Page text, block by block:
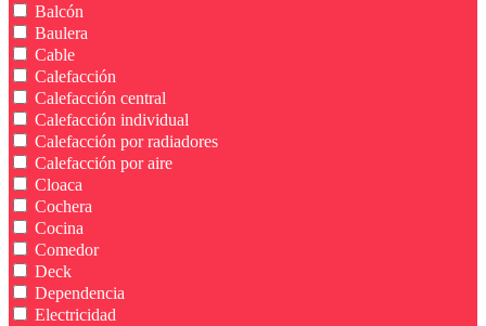
Balcón
Baulera
Cable
Calefacción
Calefacción central
Calefacción individual
Calefacción por radiadores
Calefacción por aire
Cloaca
Cochera
Cocina
Comedor
Deck
Dependencia
Electricidad